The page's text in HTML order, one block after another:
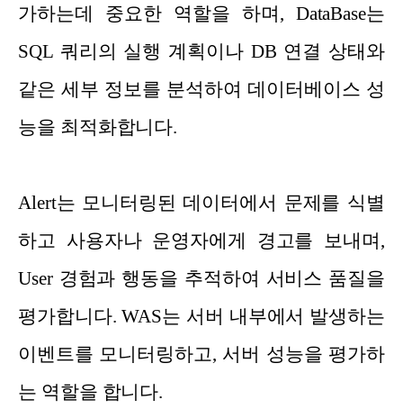
가하는데 중요한 역할을 하며, DataBase는
SQL 쿼리의 실행 계획이나 DB 연결 상태와
같은 세부 정보를 분석하여 데이터베이스 성
능을 최적화합니다.
Alert는 모니터링된 데이터에서 문제를 식별
하고 사용자나 운영자에게 경고를 보내며,
User 경험과 행동을 추적하여 서비스 품질을
평가합니다. WAS는 서버 내부에서 발생하는
이벤트를 모니터링하고, 서버 성능을 평가하
는 역할을 합니다.